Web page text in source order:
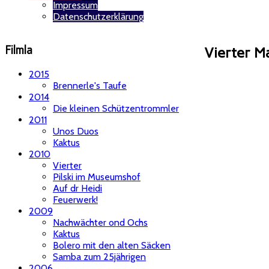
Impressum
Datenschutzerklärung
Filmla
2015
Brennerle's Taufe
2014
Die kleinen Schützentrommler
2011
Unos Duos
Kaktus
2010
Vierter
Pilski im Museumshof
Auf dr Heidi
Feuerwerk!
2009
Nachwächter ond Ochs
Kaktus
Bolero mit den alten Säcken
Samba zum 25jährigen
Vierter